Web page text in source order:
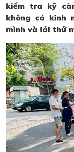
kiểm tra kỹ
không có kinh
mình và lái thử